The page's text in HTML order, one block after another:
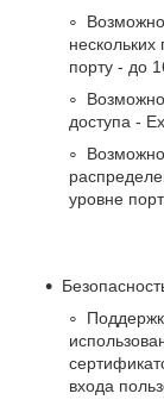
порту - до
доступа -
уровне
входа